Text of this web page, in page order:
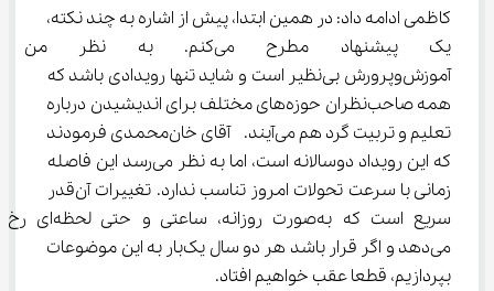
کاظمی ادامه داد: در همین ابتدا، پیش از اشاره به چند نکته،
یک پیشنهاد مطرح می‌کنم. به
آموزش‌وپرورش بی‌نظیر است و شاید تنها رویدادی باشد که
همه صاحب‌نظران حوزه‌های مختلف برای اندیشیدن درباره
تعلیم و تربیت گرد هم می‌آیند.  آقای خان‌محمدی فرمودند
که این رویداد دوسالانه است، اما به نظر می‌رسد این فاصله
زمانی با سرعت تحولات امروز تناسب ندارد. تغییرات آن‌قدر
سریع است که به‌صورت روزانه، ساعتی و حتی لحظه‌ای رخ
می‌دهد و اگر قرار باشد هر دو سال یک‌بار به این موضوعات
بپردازیم، قطعا عقب خواهیم افتاد.